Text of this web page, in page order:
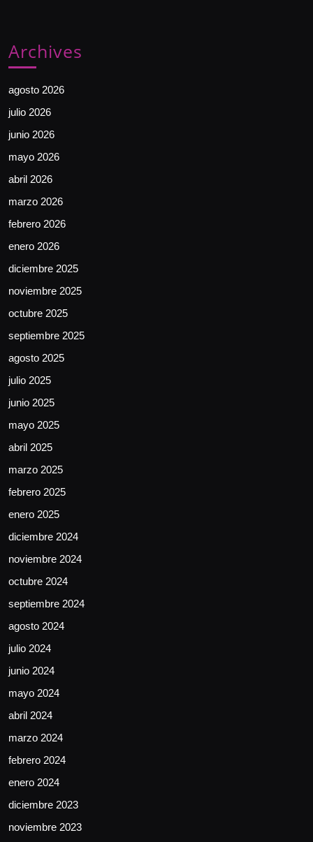
Archives
agosto 2026
julio 2026
junio 2026
mayo 2026
abril 2026
marzo 2026
febrero 2026
enero 2026
diciembre 2025
noviembre 2025
octubre 2025
septiembre 2025
agosto 2025
julio 2025
junio 2025
mayo 2025
abril 2025
marzo 2025
febrero 2025
enero 2025
diciembre 2024
noviembre 2024
octubre 2024
septiembre 2024
agosto 2024
julio 2024
junio 2024
mayo 2024
abril 2024
marzo 2024
febrero 2024
enero 2024
diciembre 2023
noviembre 2023